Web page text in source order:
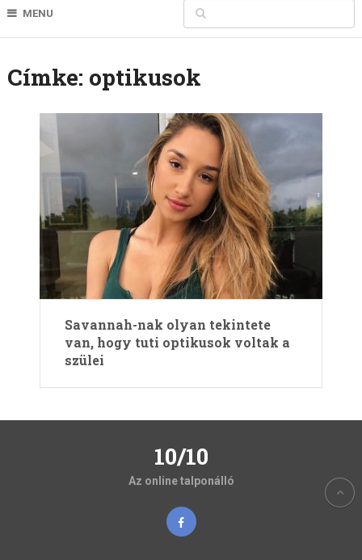
MENU
Címke: optikusok
Savannah-nak olyan tekintete
van, hogy tuti optikusok voltak a
szülei
10/10
Az online talponálló